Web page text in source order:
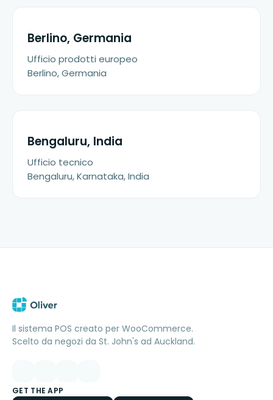
Berlino, Germania
Ufficio prodotti europeo
Berlino, Germania
Bengaluru, India
Ufficio tecnico
Bengaluru, Karnataka, India
Il sistema POS creato per WooCommerce.
Scelto da negozi da St. John's ad Auckland.
GET THE APP